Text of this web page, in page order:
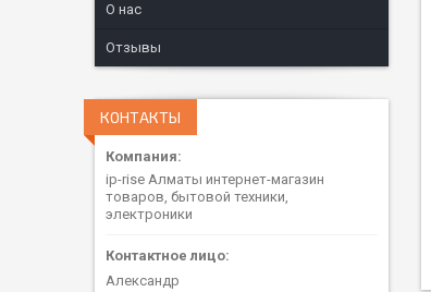
О нас
Отзывы
КОНТАКТЫ
ip-rise Алматы интернет-магазин
товаров, бытовой техники,
электроники
Александр